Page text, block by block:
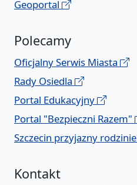
Geoportal
Polecamy
Oficjalny Serwis Miasta
Rady Osiedla
Portal Edukacyjny
Portal "Bezpieczni Razem"
Szczecin przyjazny rodzinie
Kontakt